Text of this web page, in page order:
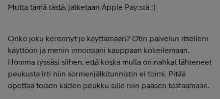
Mutta tämä tästä, jatketaan Apple Pay:stä :)
Onko joku kerennyt jo käyttämään? Otin palvelun itselleni
käyttöön ja menin innoissani kauppaan kokeilemaan.
Homma tyssäsi siihen, että koska mulla on nahkat lähteneet
peukusta irti niin sormenjälkitunnistin ei toimi. Pitää
opettaa toisen käden peukku sille niin pääsen testaamaan.